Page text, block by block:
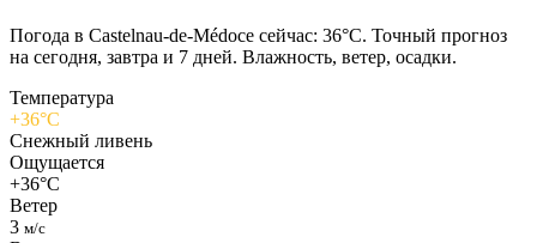
Погода в Castelnau-de-Médocе сейчас: 36°C. Точный прогноз
на сегодня, завтра и 7 дней. Влажность, ветер, осадки.
Температура
+36°C
Снежный ливень
Ощущается
+36°C
Ветер
3 м/с